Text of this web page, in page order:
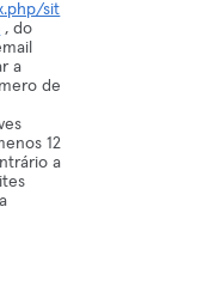
sit
, do
a
de
12
a